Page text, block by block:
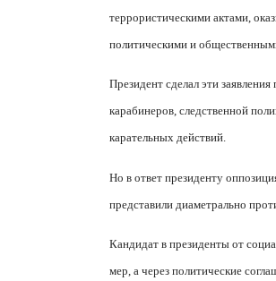
террористическими актами,
политическими и
Президент сделал эти
карабинеров, следственной
карательных действий.
Но в ответ президенту
представили диаметрально
Кандидат в президенты от
мер, а через политические